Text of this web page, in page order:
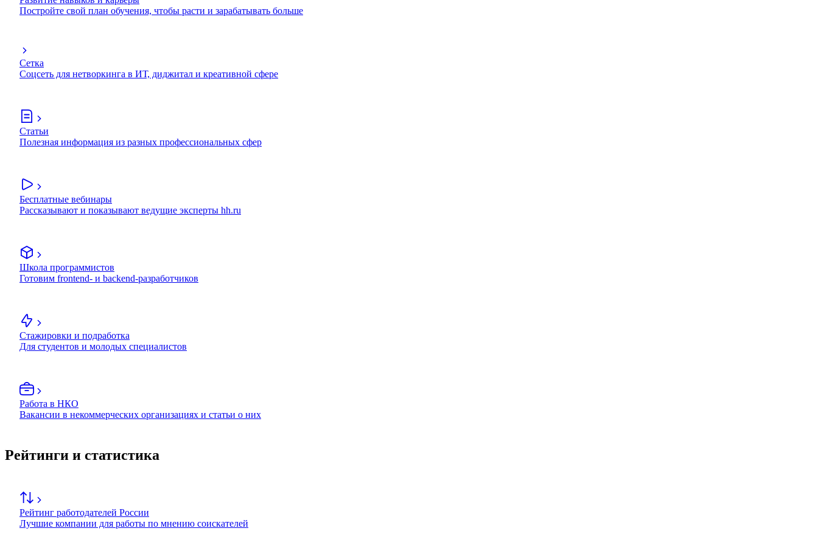
Постройте свой план обучения, чтобы расти и зарабатывать больше
Сетка
Соцсеть для нетворкинга в ИТ, диджитал и креативной сфере
Статьи
Полезная информация из разных профессиональных сфер
Бесплатные вебинары
Рассказывают и показывают ведущие эксперты hh.ru
Школа программистов
Готовим frontend- и backend-разработчиков
Стажировки и подработка
Для студентов и молодых специалистов
Работа в НКО
Вакансии в некоммерческих организациях и статьи о них
Рейтинги и статистика
Рейтинг работодателей России
Лучшие компании для работы по мнению соискателей